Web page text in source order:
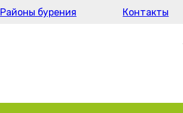
Районы бурения Контакты